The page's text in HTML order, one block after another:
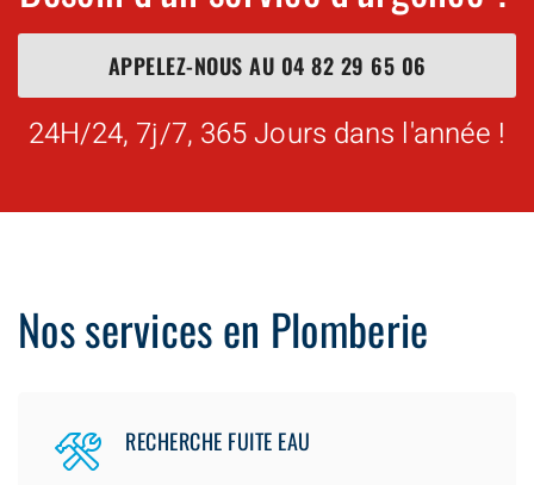
APPELEZ-NOUS AU 04 82 29 65 06
24H/24, 7j/7, 365 Jours dans l'année !
Nos services en Plomberie
RECHERCHE FUITE EAU